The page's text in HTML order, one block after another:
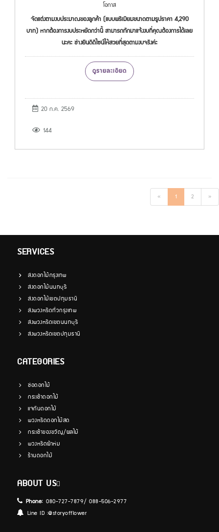
โอกาส
จัดแต่งตามงบประมาณของลูกค้า (แบบพรีเมียมขนาดตามรูปราคา 4,290
บาท) หากต้องการงบประหยัดกว่านี้ สามารถทักมาแจ้งงบที่คุณต้องการได้เลย
นะคะ ช่างยินดีดีไซน์ให้สวยที่สุดตามงบจริงค่ะ
ดูรายละเอียด
20 ก.ค. 2569
144
« 1 2 »
SERVICES
ส่งดอกไม้กรุงเทพ
ส่งดอกไม้นนทบุรี
ส่งดอกไม้เขตปทุมธานี
ส่งพวงหรีดทั่วกรุงเทพ
ส่งพวงหรีดเขตนนทบุรี
ส่งพวงหรีดเขตปทุมธานี
CATEGORIES
ช่อดอกไม้
กระเช้าดอกไม้
แจกันดอกไม้
พวงหรีดดอกไม้สด
กระเช้าของขวัญ/ผลไม้
พวงหรีดผ้าห่ม
ร้านดอกไม้
ABOUT US
Phone:080-727-7879/ 088-506-2977
Line ID :@storyofflower